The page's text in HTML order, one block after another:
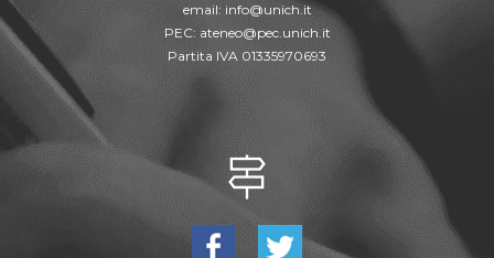
email: info@unich.it
PEC: ateneo@pec.unich.it
Partita IVA 01335970693